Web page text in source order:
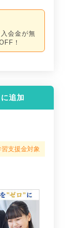
会金が無
！
追加
習支援金対象